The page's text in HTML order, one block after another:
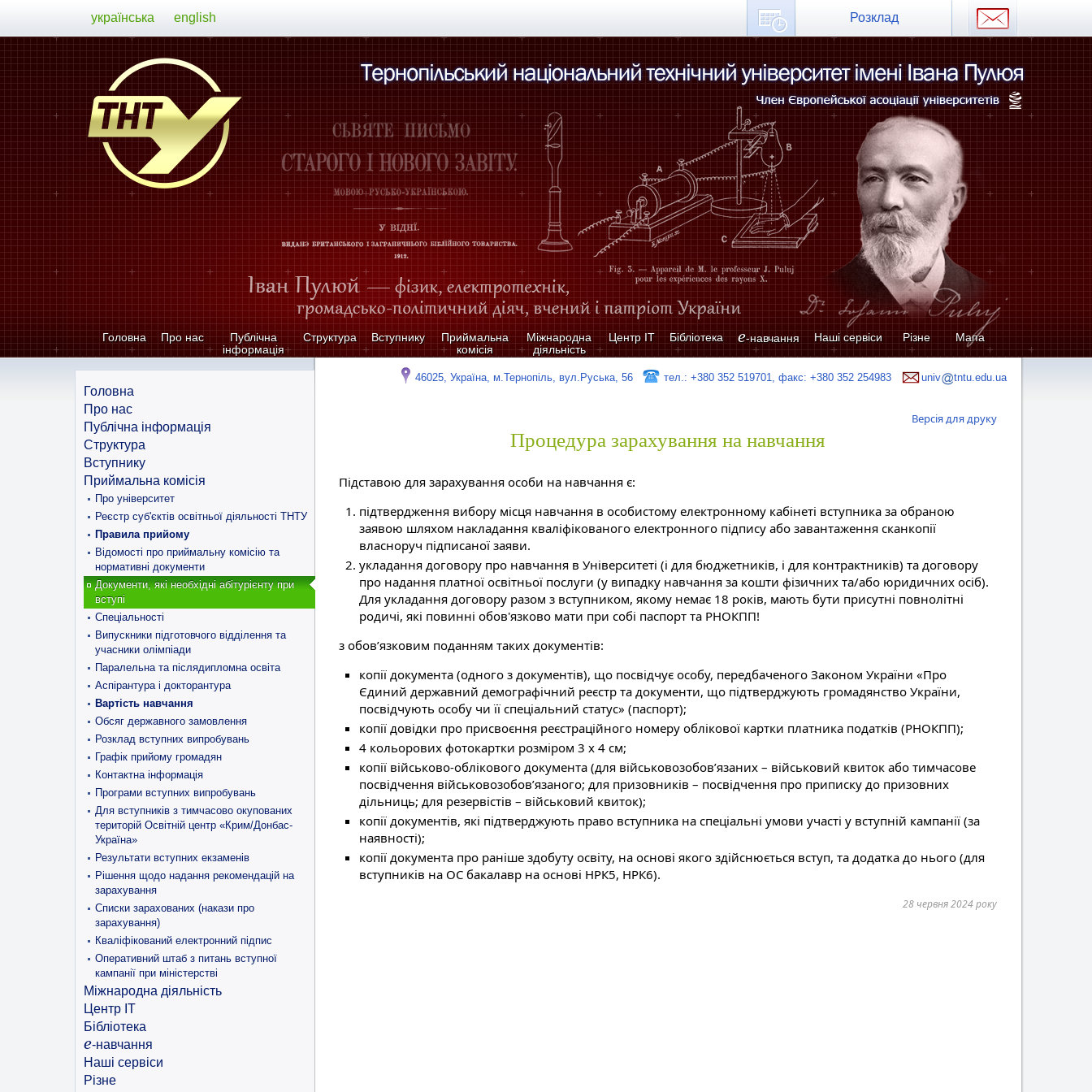
Розклад
українська english
Головна Про нас
Публічна
інформація
Структура Вступнику
Приймальна
комісія
Міжнародна
діяльність
Центр ІТ Бібліотека e-навчання Наші сервіси Різне Мапа
Головна
Про нас
Публічна інформація
Структура
Вступнику
Приймальна комісія
Про університет
Реєстр суб'єктів освітньої діяльності ТНТУ
Правила прийому
Відомості про приймальну комісію та
нормативні документи
Документи, які необхідні абітурієнту при
вступі
Спеціальності
Випускники підготовчого відділення та
учасники олімпіади
Паралельна та післядипломна освіта
Аспірантура і докторантура
Вартість навчання
Обсяг державного замовлення
Розклад вступних випробувань
Графік прийому громадян
Контактна інформація
Програми вступних випробувань
Для вступників з тимчасово окупованих
територій Освітній центр «Крим/Донбас-
Україна»
Результати вступних екзаменів
Рішення щодо надання рекомендацій на
зарахування
Списки зарахованих (накази про
зарахування)
Кваліфікований електронний підпис
Оперативний штаб з питань вступної
кампанії при міністерстві
Міжнародна діяльність
Центр ІТ
Бібліотека
e-навчання
Наші сервіси
Різне
46025, Україна, м.Тернопіль, вул.Руська, 56 тел.: +380 352 519701, факс: +380 352 254983 univ tntu.edu.ua
Версія для друку
Процедура зарахування на навчання
Підставою для зарахування особи на навчання є:
підтвердження вибору місця навчання в особистому електронному кабінеті вступника за обраною
заявою шляхом накладання кваліфікованого електронного підпису або завантаження сканкопії
власноруч підписаної заяви.
укладання договору про навчання в Університеті (і для бюджетників, і для контрактників) та договору
про надання платної освітньої послуги (у випадку навчання за кошти фізичних та/або юридичних осіб).
Для укладання договору разом з вступником, якому немає 18 років, мають бути присутні повнолітні
родичі, які повинні обов'язково мати при собі паспорт та РНОКПП!
з обов’язковим поданням таких документів:
копії документа (одного з документів), що посвідчує особу, передбаченого Законом України «Про
Єдиний державний демографічний реєстр та документи, що підтверджують громадянство України,
посвідчують особу чи її спеціальний статус» (паспорт);
копії довідки про присвоєння реєстраційного номеру облікової картки платника податків (РНОКПП);
4 кольорових фотокартки розміром 3 х 4 см;
копії військово-облікового документа (для військовозобов’язаних – військовий квиток або тимчасове
посвідчення військовозобов’язаного; для призовників – посвідчення про приписку до призовних
дільниць; для резервістів – військовий квиток);
копії документів, які підтверджують право вступника на спеціальні умови участі у вступній кампанії (за
наявності);
копії документа про раніше здобуту освіту, на основі якого здійснюється вступ, та додатка до нього (для
вступників на ОС бакалавр на основі НРК5, НРК6).
28 червня 2024 року